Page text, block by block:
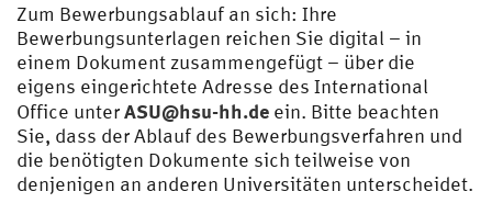
Zum Bewerbungsablauf an sich: Ihre
Bewerbungsunterlagen reichen Sie digital – in
einem Dokument zusammengefügt – über die
eigens eingerichtete Adresse des International
Office unterASU@hsu-hh.de ein. Bitte beachten
Sie, dass der Ablauf des Bewerbungsverfahren und
die benötigten Dokumente sich teilweise von
denjenigen an anderen Universitäten unterscheidet.